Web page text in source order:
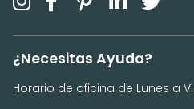
¿Necesitas Ayuda?
Horario de oficina de Lunes a